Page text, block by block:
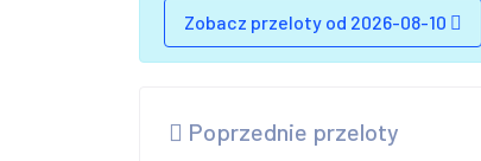
Zobacz przeloty od 2026-08-10
Poprzednie przeloty